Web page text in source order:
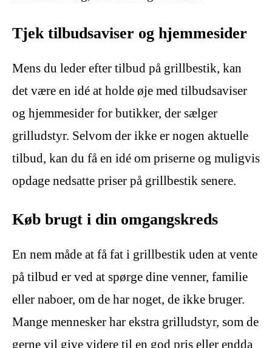
Tjek tilbudsaviser og hjemmesider
Mens du leder efter tilbud på grillbestik, kan
det være en idé at holde øje med tilbudsaviser
og hjemmesider for butikker, der sælger
grilludstyr. Selvom der ikke er nogen aktuelle
tilbud, kan du få en idé om priserne og muligvis
opdage nedsatte priser på grillbestik senere.
Køb brugt i din omgangskreds
En nem måde at få fat i grillbestik uden at vente
på tilbud er ved at spørge dine venner, familie
eller naboer, om de har noget, de ikke bruger.
Mange mennesker har ekstra grilludstyr, som de
gerne vil give videre til en god pris eller endda